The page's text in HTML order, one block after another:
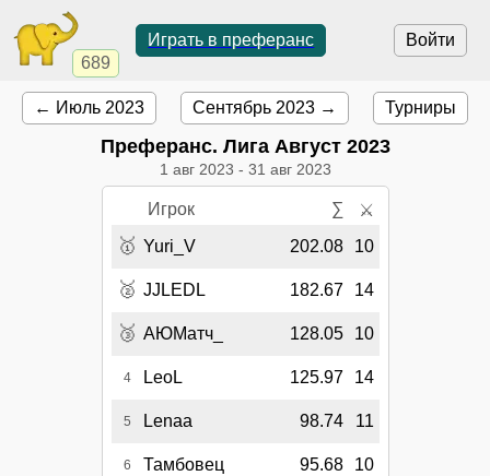
689
Войти
Играть в преферанс
← Июль 2023 Сентябрь 2023 → Турниры
Преферанс. Лига Август 2023
1 авг 2023 - 31 авг 2023
Игрок ∑ ⚔
🥇 Yuri_V 202.08 10
🥈 JJLEDL 182.67 14
🥉 АЮМатч_ 128.05 10
4 LeoL 125.97 14
5 Lenaa 98.74 11
6 Тамбовец 95.68 10